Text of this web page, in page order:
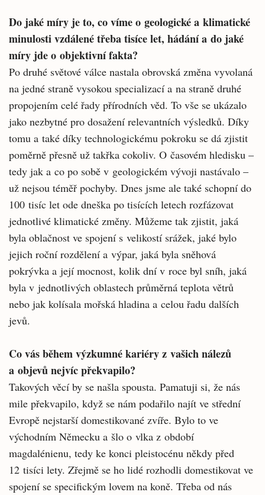
Do jaké míry je to, co víme o geologické a klimatické
minulosti vzdálené třeba tisíce let, hádání a do jaké
míry jde o objektivní fakta?
Po druhé světové válce nastala obrovská změna vyvolaná
na jedné straně vysokou specializací a na straně druhé
propojením celé řady přírodních věd. To vše se ukázalo
jako nezbytné pro dosažení relevantních výsledků. Díky
tomu a také díky technologickému pokroku se dá zjistit
poměrně přesně už takřka cokoliv. O časovém hledisku –
tedy jak a co po sobě v geologickém vývoji nastávalo –
už nejsou téměř pochyby. Dnes jsme ale také schopní do
100 tisíc let ode dneška po tisících letech rozfázovat
jednotlivé klimatické změny. Můžeme tak zjistit, jaká
byla oblačnost ve spojení s velikostí srážek, jaké bylo
jejich roční rozdělení a výpar, jaká byla sněhová
pokrývka a její mocnost, kolik dní v roce byl sníh, jaká
byla v jednotlivých oblastech průměrná teplota větrů
nebo jak kolísala mořská hladina a celou řadu dalších
jevů.
Co vás během výzkumné kariéry z vašich nálezů
a objevů nejvíc překvapilo?
Takových věcí by se našla spousta. Pamatuji si, že nás
mile překvapilo, když se nám podařilo najít ve střední
Evropě nejstarší domestikované zvíře. Bylo to ve
východním Německu a šlo o vlka z období
magdalénienu, tedy ke konci pleistocénu někdy před
12 tisíci lety. Zřejmě se ho lidé rozhodli domestikovat ve
spojení se specifickým lovem na koně. Třeba od nás